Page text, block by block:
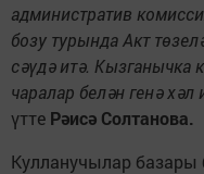
административ
бозу турында Акт
сәүдә итә.
чаралар белән генә
үтте Рәисә Солтанова.
Кулланучылар